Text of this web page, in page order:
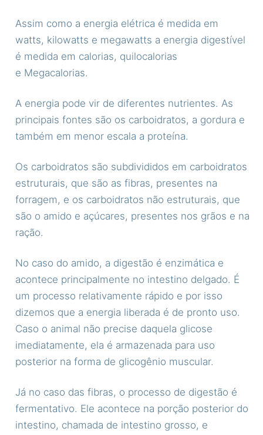
Assim como a energia elétrica é medida em
watts, kilowatts e megawatts a energia digestível
é medida em calorias, quilocalorias
e Megacalorias.
A energia pode vir de diferentes nutrientes. As
principais fontes são os carboidratos, a gordura e
também em menor escala a proteína.
Os carboidratos são subdivididos em carboidratos
estruturais, que são as fibras, presentes na
forragem, e os carboidratos não estruturais, que
são o amido e açúcares, presentes nos grãos e na
ração.
No caso do amido, a digestão é enzimática e
acontece principalmente no intestino delgado. É
um processo relativamente rápido e por isso
dizemos que a energia liberada é de pronto uso.
Caso o animal não precise daquela glicose
imediatamente, ela é armazenada para uso
posterior na forma de glicogênio muscular.
Já no caso das fibras, o processo de digestão é
fermentativo. Ele acontece na porção posterior do
intestino, chamada de intestino grosso, e